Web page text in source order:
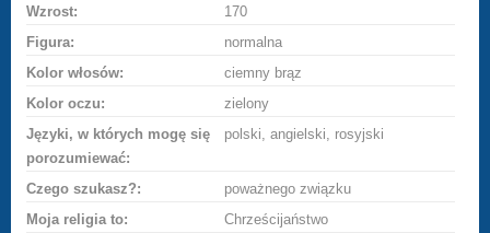
Wzrost:
170
Figura:
normalna
Kolor włosów:
ciemny brąz
Kolor oczu:
zielony
Języki, w których mogę się
porozumiewać:
polski, angielski, rosyjski
Czego szukasz?:
poważnego związku
Moja religia to:
Chrześcijaństwo